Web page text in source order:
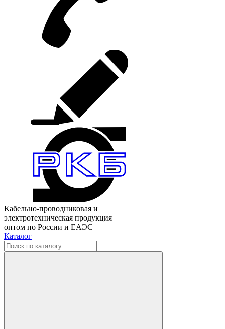
Кабельно-проводниковая и
электротехническая продукция
оптом по России и ЕАЭС
Каталог